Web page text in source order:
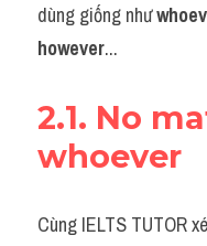
dùng giống như
however...
2.1. No
whoever
Cùng IELTS TUTOR